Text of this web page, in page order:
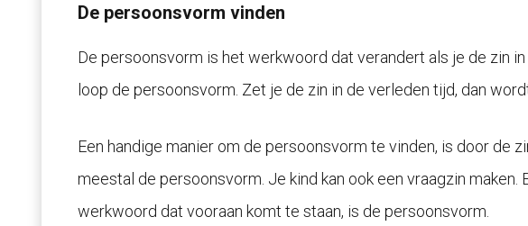
De persoonsvorm vinden
De persoonsvorm is het werkwoord dat verandert als je de zin
loop de persoonsvorm. Zet je de zin in de verleden tijd, dan
Een handige manier om de persoonsvorm te vinden, is door de
meestal de persoonsvorm. Je kind kan ook een vraagzin
werkwoord dat vooraan komt te staan, is de persoonsvorm.